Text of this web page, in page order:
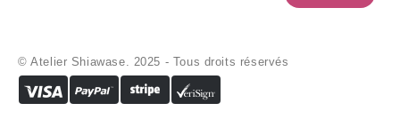
© Atelier Shiawase. 2025 - Tous droits réservés